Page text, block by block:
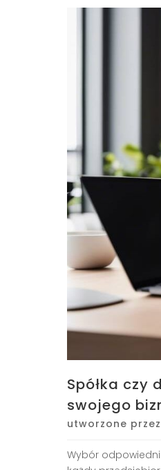
Spółka czy
swojego
utworzone przez
Wybór